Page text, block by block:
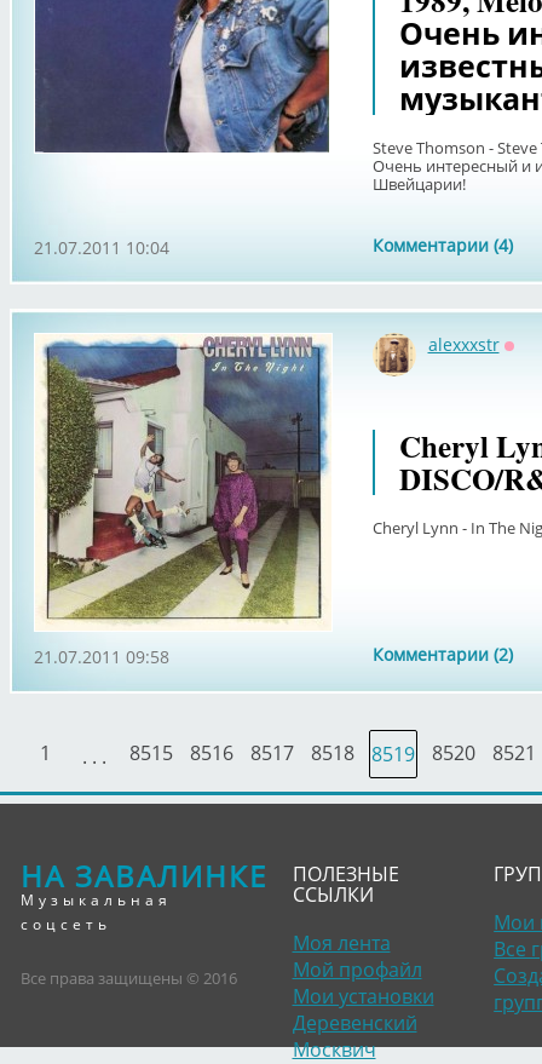
Очень
Steve Thomson -
Очень интересный и
Швейцарии!
Комментарии (4)
21.07.2011 10:04
alexxxstr
Cheryl
DISCO/
Cheryl Lynn - In The
Комментарии (2)
21.07.2011 09:58
1 . . . 8515 8516 8517 8518 8519 8520 8521
НА ЗАВАЛИНКЕ
Музыкальная
соцсеть
Все права защищены © 2016
ПОЛЕЗНЫЕ
ССЫЛКИ
Моя лента
Мой профайл
Мои установки
Деревенский
Москвич
Мои
Все